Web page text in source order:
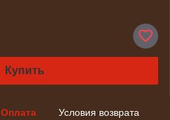
Купить
Оплата Условия возврата